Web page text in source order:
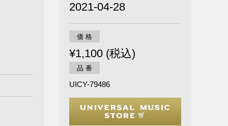
2021-04-28
価 格
¥1,100 (税込)
品 番
UICY-79486